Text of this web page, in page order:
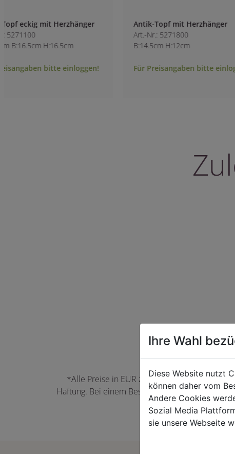
Antik-Topf mit Herzhänger
Art.-Nr.: 5271800
B:14.5cm H:12cm
Für Preisangaben bitte einloggen!
Herzschale oval
Art.-Nr.: 9765900
L:22cm B:12.5cm
Für Preisangaben
*Alle Preise in EUR zzgl. der jeweils gültigen
Haftung. Bei einem Bestellwert unter 50,00
können
Ihre Wahl
Diese Website nutzt
können daher vom
Andere Cookies
Sozial Media
sie unsere Webseite